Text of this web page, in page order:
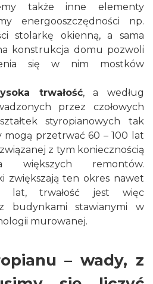
także inne elementy
energooszczędności np.
stolarkę okienną, a sama
konstrukcja domu pozwoli
się w nim mostków
trwałość, a według
przez czołowych
styropianowych tak
mogą przetrwać 60 – 100 lat
z tym koniecznością
większych remontów.
zwiększają ten okres nawet
lat, trwałość jest więc
budynkami stawianymi w
murowanej.
– wady, z